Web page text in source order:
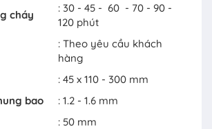
cháy
: 30 - 45 - 60 - 70 - 90 -
120 phút
: Theo yêu cầu khách
hàng
: 45 x 110 - 300 mm
bao
: 1.2 - 1.6 mm
: 50 mm